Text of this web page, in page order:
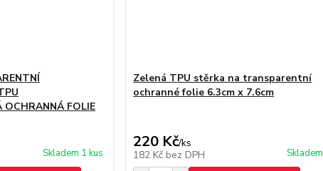
OCHRANNÁ FOLIE
Skladem 1 kus
Zelená TPU stěrka na transparentní
ochranné folie 6.3cm x 7.6cm
220 Kč/ks
182 Kč bez DPH Skladem